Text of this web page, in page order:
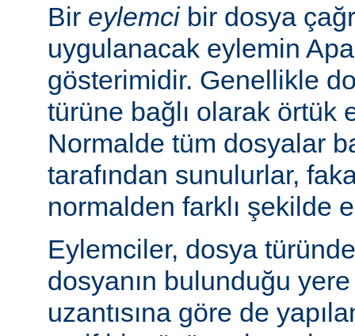
Bir eylemcibir dosya
uygulanacak eylemin
gösterimidir. Genellikle
türüne bağlı olarak örtük
Normalde tüm dosyalar
tarafından sunulurlar,
normalden farklı şekilde
Eylemciler, dosya
dosyanın bulunduğu
uzantısına göre de